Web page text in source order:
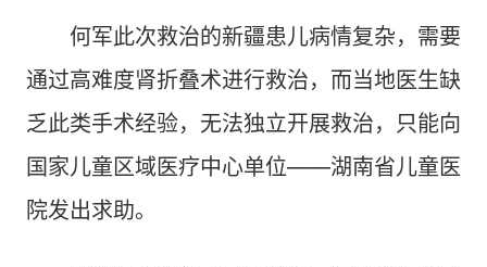
何军此次救治的新疆患儿病情复杂，需要
通过高难度肾折叠术进行救治，而当地医生缺
乏此类手术经验，无法独立开展救治，只能向
国家儿童区域医疗中心单位——湖南省儿童医
院发出求助。